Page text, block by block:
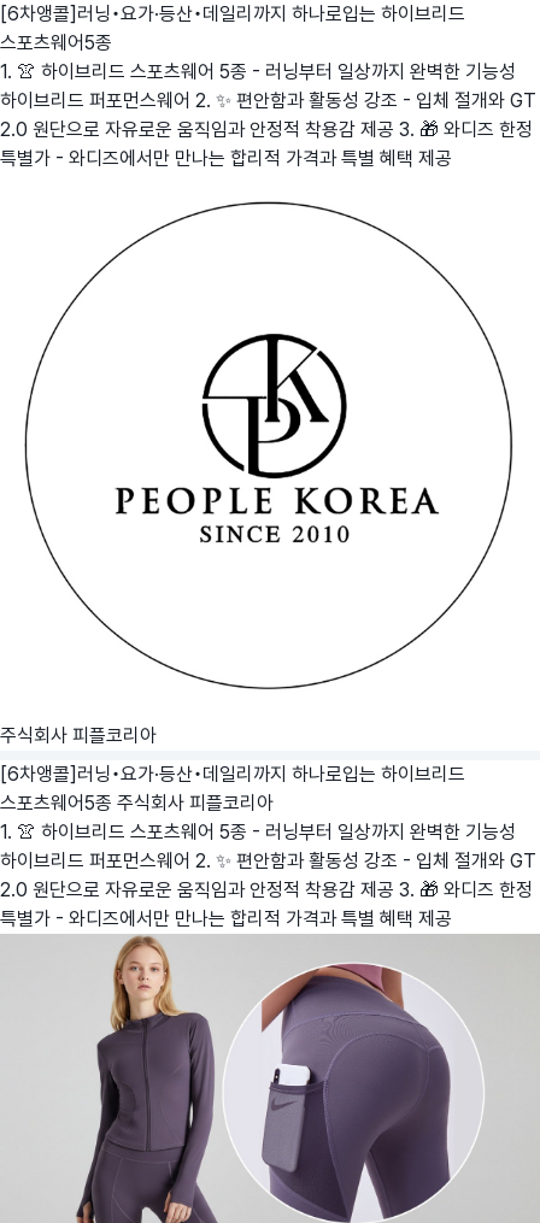
[6차앵콜]러닝•요가·등산•데일리까지 하나로입는 하이브리드
스포츠웨어5종
1. 👚 하이브리드 스포츠웨어 5종 - 러닝부터 일상까지 완벽한 기능성
하이브리드 퍼포먼스웨어 2. ✨ 편안함과 활동성 강조 - 입체 절개와 GT
2.0 원단으로 자유로운 움직임과 안정적 착용감 제공 3. 🎁 와디즈 한정
특별가 - 와디즈에서만 만나는 합리적 가격과 특별 혜택 제공
주식회사 피플코리아
[6차앵콜]러닝•요가·등산•데일리까지 하나로입는 하이브리드
스포츠웨어5종 주식회사 피플코리아
1. 👚 하이브리드 스포츠웨어 5종 - 러닝부터 일상까지 완벽한 기능성
하이브리드 퍼포먼스웨어 2. ✨ 편안함과 활동성 강조 - 입체 절개와 GT
2.0 원단으로 자유로운 움직임과 안정적 착용감 제공 3. 🎁 와디즈 한정
특별가 - 와디즈에서만 만나는 합리적 가격과 특별 혜택 제공